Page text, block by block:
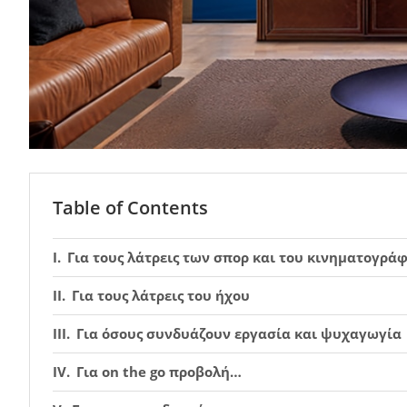
Table of Contents
Για τους λάτρεις των σπορ και του
Για τους λάτρεις του ήχου
Για όσους συνδυάζουν εργασία και ψυχαγωγία
Για on the go προβολή…